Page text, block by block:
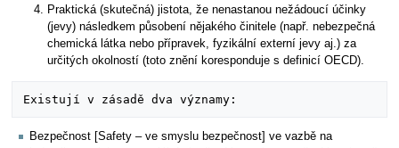
Praktická (skutečná) jistota, že nenastanou nežádoucí účinky
(jevy) následkem působení nějakého činitele (např. nebezpečná
chemická látka nebo přípravek, fyzikální externí jevy aj.) za
určitých okolností (toto znění koresponduje s definicí OECD).
Bezpečnost [Safety – ve smyslu bezpečnost] ve vazbě na